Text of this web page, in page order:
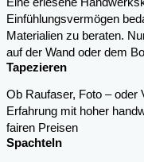
Einfühlungsvermögen
Materialien zu beraten.
auf der Wand oder dem
Tapezieren
Ob Raufaser, Foto – oder
Erfahrung mit hoher
fairen Preisen
Spachteln